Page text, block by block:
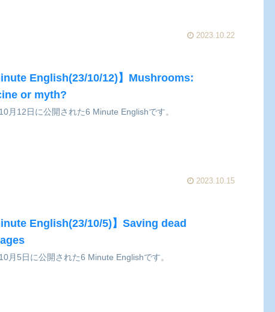
2023.10.22
English(23/10/12)】Mushrooms:
or myth?
月12日に公開された6 Minute Englishです。
2023.10.15
English(23/10/5)】Saving dead
月5日に公開された6 Minute Englishです。